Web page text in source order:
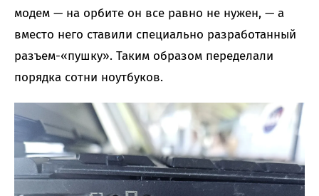
модем — на орбите он все равно не нужен, — а
вместо него ставили специально разработанный
разъем-«пушку». Таким образом переделали
порядка сотни ноутбуков.